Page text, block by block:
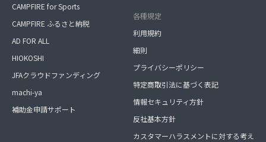
CAMPFIRE for Sports
CAMPFIRE ふるさと納税
AD FOR ALL
HIOKOSHI
JFAクラウドファンディング
machi-ya
補助金申請サポート
各種規定
利用規約
細則
プライバシーポリシー
特定商取引法に基づく表記
情報セキュリティ方針
反社基本方針
カスタマーハラスメントに対する考え